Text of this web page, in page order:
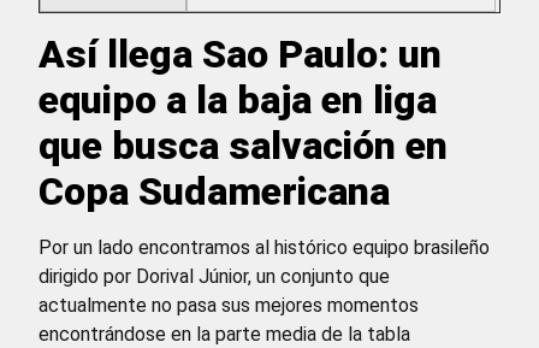
Así llega Sao Paulo: un
equipo a la baja en liga
que busca salvación en
Copa Sudamericana
Por un lado encontramos al histórico equipo brasileño
dirigido por Dorival Júnior, un conjunto que
actualmente no pasa sus mejores momentos
encontrándose en la parte media de la tabla